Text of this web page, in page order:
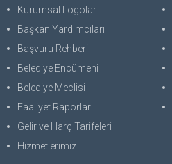
Kurumsal Logolar
Başkan Yardımcıları
Başvuru Rehberi
Belediye Encümeni
Belediye Meclisi
Faaliyet Raporları
Gelir ve Harç Tarifeleri
Hizmetlerimiz